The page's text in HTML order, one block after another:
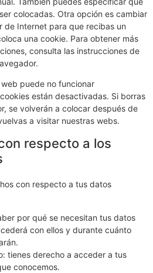
colocadas. Otra opción es cambiar
de Internet para que recibas un
una cookie. Para obtener más
consulta las instrucciones de
puede no funcionar
están desactivadas. Si borras
se volverán a colocar después de
a visitar nuestras webs.
respecto a los
con respecto a tus datos
por qué se necesitan tus datos
con ellos y durante cuánto
tienes derecho a acceder a tus
conocemos.